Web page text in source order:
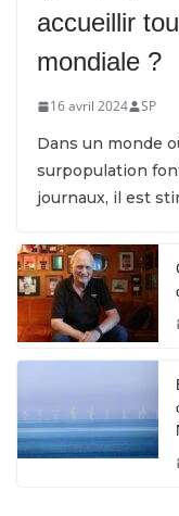
accueillir
mondiale ?
16 avril 2024 SP
Dans un monde
surpopulation
journaux, il est